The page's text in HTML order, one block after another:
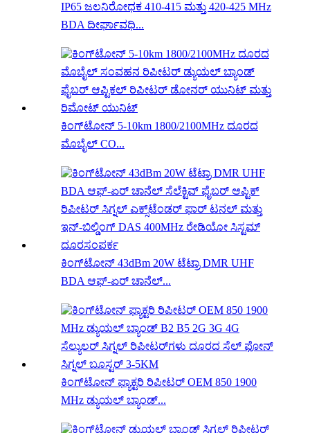
IP65 ಜಲನಿರೋಧಕ 410-415 ಮತ್ತು 420-425 MHz
BDA ದೀರ್ಘಾವಧಿ...
ಕಿಂಗ್‌ಟೋನ್ 5-10km 1800/2100MHz ದೂರದ
ಮೊಬೈಲ್ CO...
ಕಿಂಗ್‌ಟೋನ್ 43dBm 20W ಟೆಟ್ರಾ DMR UHF
BDA ಆಫ್-ಏರ್ ಚಾನೆಲ್...
ಕಿಂಗ್‌ಟೋನ್ ಫ್ಯಾಕ್ಟರಿ ರಿಪೀಟರ್ OEM 850 1900
MHz ಡ್ಯುಯಲ್ ಬ್ಯಾಂಡ್...